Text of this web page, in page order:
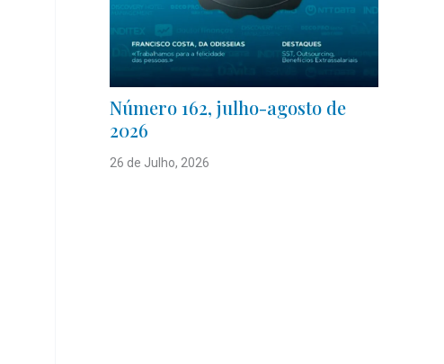
Número 162, julho-agosto de
2026
26 de Julho, 2026